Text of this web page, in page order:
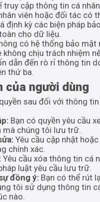
truy cập thông tin cá
viên hoặc đối tác có
định kỳ các biện pháp
cho dữ liệu.
có hệ thống bảo mật
không chịu trách nhiệm
dẫn đến rò rỉ thông tin
thứ ba.
của người dùng
sau đối với thông
Bạn có quyền yêu cầu
mà chúng tôi lưu trữ.
Yêu cầu cập nhật
chính xác.
Yêu cầu xóa thông tin cá
luật yêu cầu lưu trữ.
đồng ý: Bạn có thể rút
tôi sử dụng thông tin
nào.